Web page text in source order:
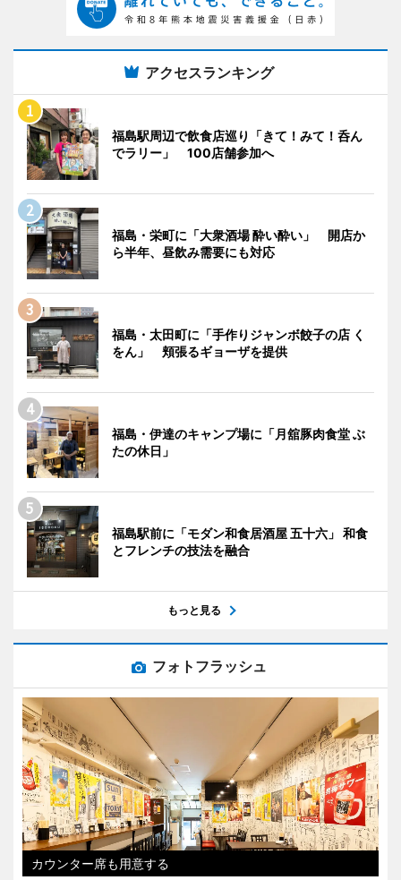
アクセスランキング
福島駅周辺で飲食店巡り「きて！みて！呑ん
でラリー」 100店舗参加へ
福島・栄町に「大衆酒場 酔い酔い」 開店か
ら半年、昼飲み需要にも対応
福島・太田町に「手作りジャンボ餃子の店 く
をん」 頬張るギョーザを提供
福島・伊達のキャンプ場に「月舘豚肉食堂 ぶ
たの休日」
福島駅前に「モダン和食居酒屋 五十六」 和食
とフレンチの技法を融合
もっと見る
フォトフラッシュ
カウンター席も用意する